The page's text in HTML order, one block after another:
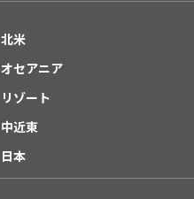
北米
オセアニア
リゾート
中近東
日本